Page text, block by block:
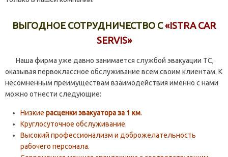
ВЫГОДНОЕ СОТРУДНИЧЕСТВО С«ISTRA CAR
SERVIS»
Наша фирма уже давно занимается службой эвакуации ТС,
оказывая первоклассное обслуживание всем своим клиентам. К
несомненным преимуществам взаимодействия именно с нами
можно отнести следующие:
Низкие расценки эвакуатора за 1 км.
Круглосуточное обслуживание.
Высокий профессионализм и доброжелательность
рабочего персонала.